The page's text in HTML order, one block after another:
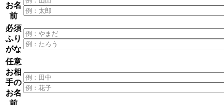
お名
前
必須
ふり
がな
任意
お相
手の
お名
前